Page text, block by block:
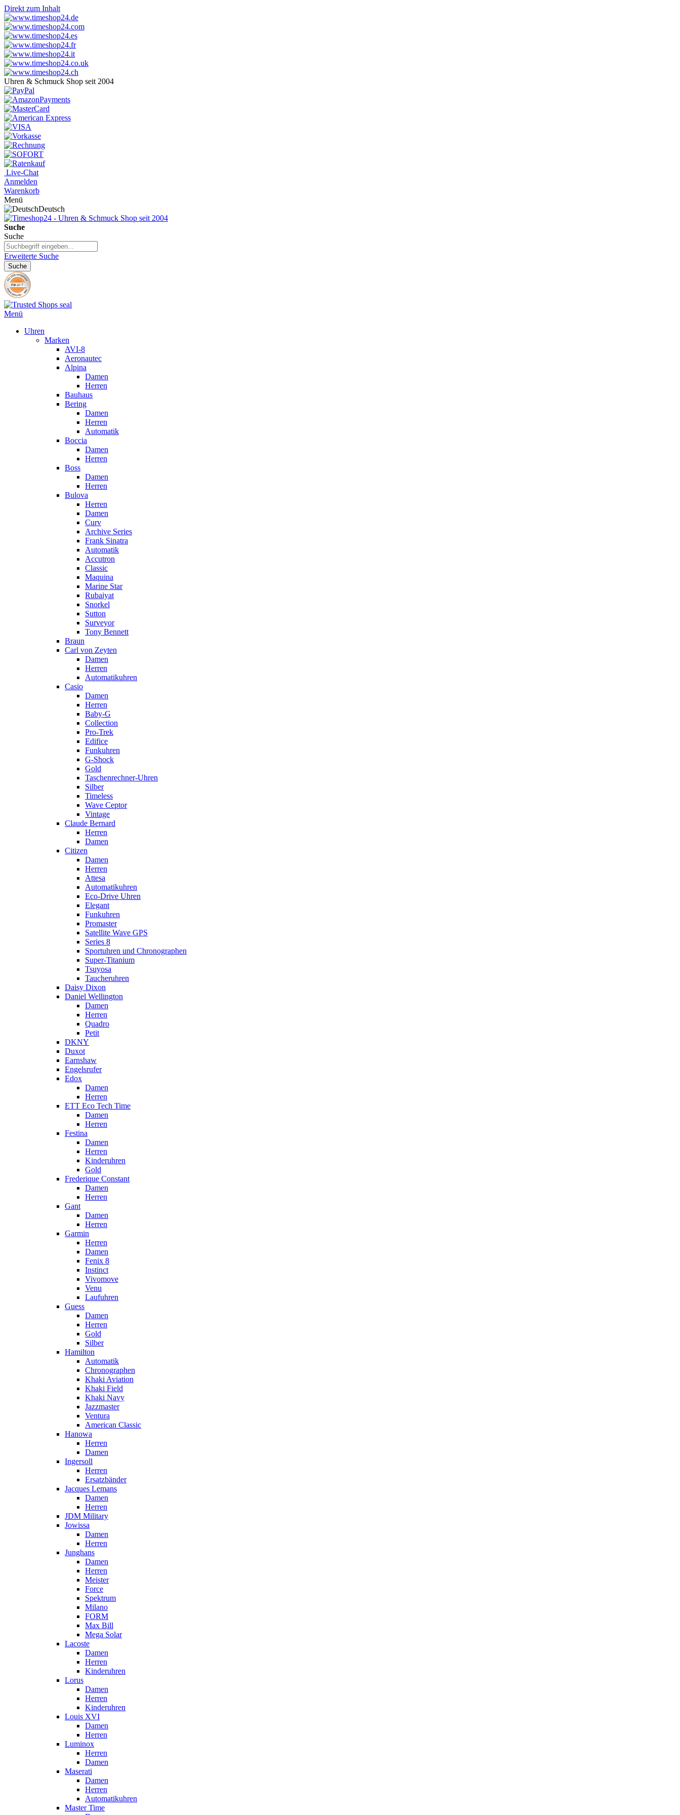
Direkt zum Inhalt
Uhren & Schmuck Shop seit 2004
Live-Chat
Anmelden
Warenkorb
Menü
Deutsch
Suche
Suche
Erweiterte Suche
Suche
Menü
Uhren
Marken
AVI-8
Aeronautec
Alpina
Damen
Herren
Bauhaus
Bering
Damen
Herren
Automatik
Boccia
Damen
Herren
Boss
Damen
Herren
Bulova
Herren
Damen
Curv
Archive Series
Frank Sinatra
Automatik
Accutron
Classic
Maquina
Marine Star
Rubaiyat
Snorkel
Sutton
Surveyor
Tony Bennett
Braun
Carl von Zeyten
Damen
Herren
Automatikuhren
Casio
Damen
Herren
Baby-G
Collection
Pro-Trek
Edifice
Funkuhren
G-Shock
Gold
Taschenrechner-Uhren
Silber
Timeless
Wave Ceptor
Vintage
Claude Bernard
Herren
Damen
Citizen
Damen
Herren
Attesa
Automatikuhren
Eco-Drive Uhren
Elegant
Funkuhren
Promaster
Satellite Wave GPS
Series 8
Sportuhren und Chronographen
Super-Titanium
Tsuyosa
Taucheruhren
Daisy Dixon
Daniel Wellington
Damen
Herren
Quadro
Petit
DKNY
Duxot
Earnshaw
Engelsrufer
Edox
Damen
Herren
ETT Eco Tech Time
Damen
Herren
Festina
Damen
Herren
Kinderuhren
Gold
Frederique Constant
Damen
Herren
Gant
Damen
Herren
Garmin
Herren
Damen
Fenix 8
Instinct
Vivomove
Venu
Laufuhren
Guess
Damen
Herren
Gold
Silber
Hamilton
Automatik
Chronographen
Khaki Aviation
Khaki Field
Khaki Navy
Jazzmaster
Ventura
American Classic
Hanowa
Herren
Damen
Ingersoll
Herren
Ersatzbänder
Jacques Lemans
Damen
Herren
JDM Military
Jowissa
Damen
Herren
Junghans
Damen
Herren
Meister
Force
Spektrum
Milano
FORM
Max Bill
Mega Solar
Lacoste
Damen
Herren
Kinderuhren
Lorus
Damen
Herren
Kinderuhren
Louis XVI
Damen
Herren
Luminox
Herren
Damen
Maserati
Damen
Herren
Automatikuhren
Master Time